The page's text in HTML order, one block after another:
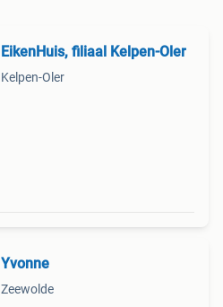
EikenHuis, filiaal Kelpen-Oler
Kelpen-Oler
Yvonne
Zeewolde